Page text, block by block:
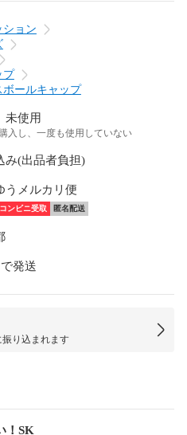
ション
プ
ボールキャップ
未使用
入し、一度も使用していない
み(出品者負担)
うメルカリ便
ンビニ受取 匿名配送
発送
り込まれます
！SK